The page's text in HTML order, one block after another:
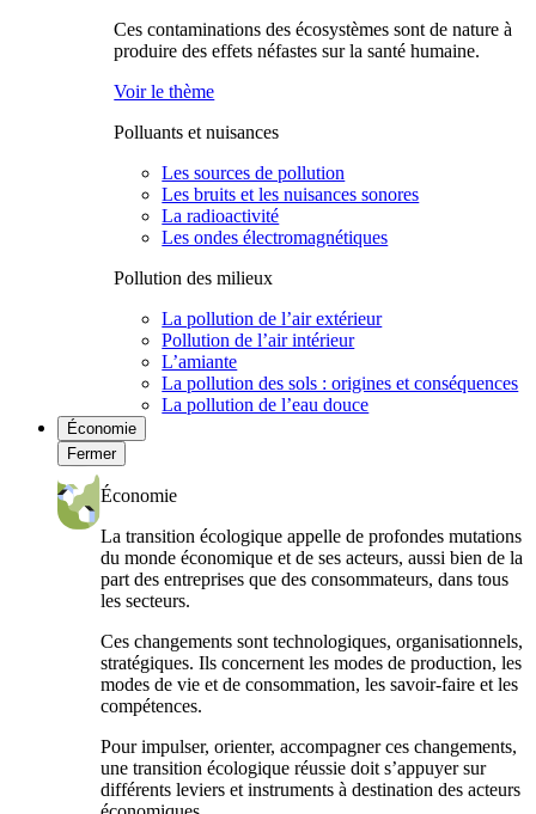
Ces contaminations des écosystèmes sont de nature à
produire des effets néfastes sur la santé humaine.
Voir le thème
Polluants et nuisances
Les sources de pollution
Les bruits et les nuisances sonores
La radioactivité
Les ondes électromagnétiques
Pollution des milieux
La pollution de l’air extérieur
Pollution de l’air intérieur
L’amiante
La pollution des sols : origines et conséquences
La pollution de l’eau douce
Économie
Fermer
Économie
La transition écologique appelle de profondes mutations
du monde économique et de ses acteurs, aussi bien de la
part des entreprises que des consommateurs, dans tous
les secteurs.
Ces changements sont technologiques, organisationnels,
stratégiques. Ils concernent les modes de production, les
modes de vie et de consommation, les savoir-faire et les
compétences.
Pour impulser, orienter, accompagner ces changements,
une transition écologique réussie doit s’appuyer sur
différents leviers et instruments à destination des acteurs